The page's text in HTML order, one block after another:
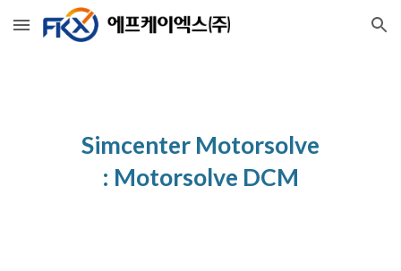
Skip to main content Skip to navigation
Simcenter Motorsolve
: Motorsolve DCM